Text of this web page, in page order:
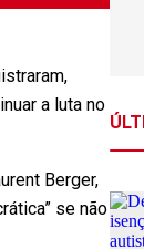
a luta no
Berger,
se não